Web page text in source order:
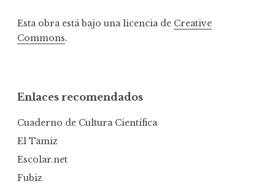
Esta obra está bajo una licencia de Creative
Commons.
Enlaces recomendados
Cuaderno de Cultura Científica
El Tamiz
Escolar.net
Fubiz